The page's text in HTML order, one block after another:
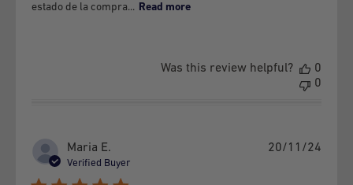
removed, erased or is unreadable.
Warranty Policy effective, nor does it oblige GSMPRO to
provide replacement equipment or parts, while the
estado de la compra... Read more
Was this review helpful?
0
0
Maria E.
Verified Buyer
20/11/24